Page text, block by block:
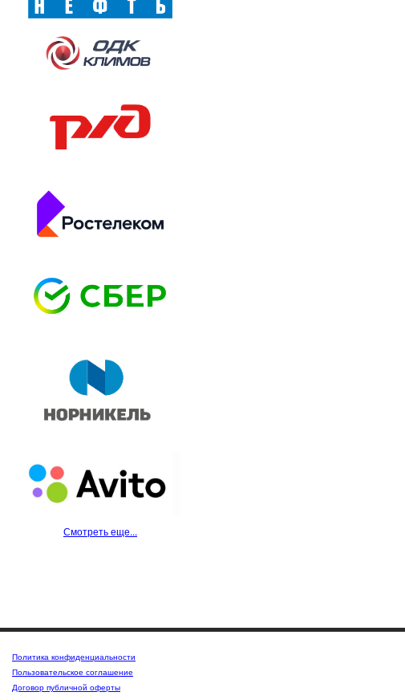
Смотреть еще...
Политика конфиденциальности
Пользовательское соглашение
Договор публичной оферты